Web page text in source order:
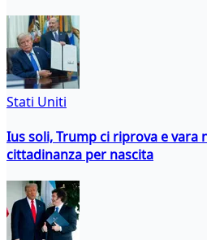
Stati Uniti
Ius soli, Trump ci riprova e vara
cittadinanza per nascita